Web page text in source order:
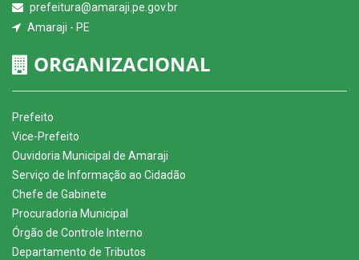
prefeitura@amaraji.pe.gov.br
Amaraji - PE
ORGANIZACIONAL
Prefeito
Vice-Prefeito
Ouvidoria Municipal de Amaraji
Serviço de Informação ao Cidadão
Chefe de Gabinete
Procuradoria Municipal
Órgão de Controle Interno
Departamento de Tributos